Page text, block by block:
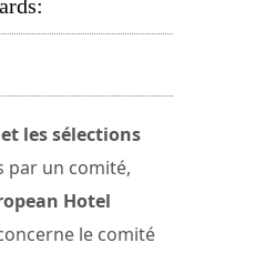
les sélections
par un comité,
Hotel
le comité